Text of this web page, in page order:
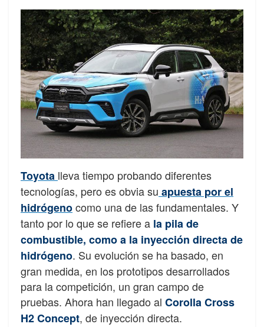
Toyota lleva tiempo probando diferentes
tecnologías, pero es obvia su apuesta por el
hidrógenocomo una de las fundamentales. Y
tanto por lo que se refiere a la pila de
combustible, como a la inyección directa de
hidrógeno. Su evolución se ha basado, en
gran medida, en los prototipos desarrollados
para la competición, un gran campo de
pruebas. Ahora han llegado al Corolla Cross
H2 Concept, de inyección directa.